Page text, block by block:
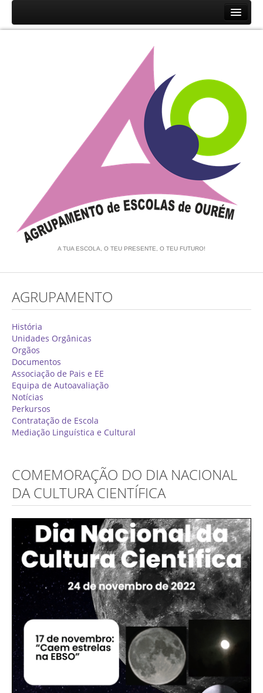
Unidades Orgânicas
Documentos
Associação de Pais e EE
Equipa de Autoavaliação
Notícias
Alunos
Oferta Formativa 2026/2027
Matrículas
Critérios Específicos de Avaliação
Ensino Profissionalizante
Horários
Educação Especial
Atividades do 1º Ciclo
Clubes & Projetos
Exames
Associação de Estudantes
Erasmus+
Calendário Escolar
Manuais Escolares
Horários
Serviços
Secretarias
A TUA ESCOLA, O TEU PRESENTE, O TEU FUTURO!
AGRUPAMENTO
História
Unidades Orgânicas
Orgãos
Documentos
Associação de Pais e EE
Equipa de Autoavaliação
Notícias
Perkursos
Contratação de Escola
Mediação Linguística e Cultural
COMEMORAÇÃO DO DIA NACIONAL
DA CULTURA CIENTÍFICA